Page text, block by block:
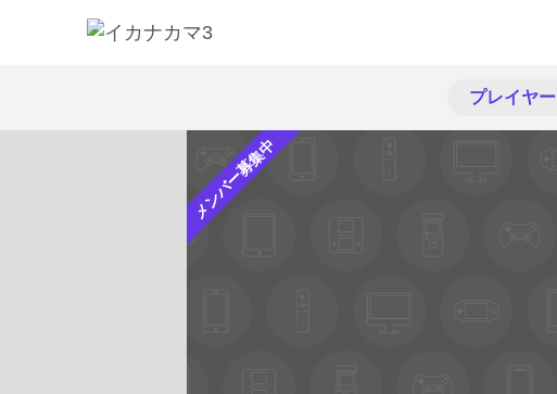
プレイヤー
メンバー募集中